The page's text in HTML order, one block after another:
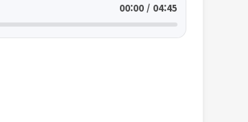
00:00 / 04:45